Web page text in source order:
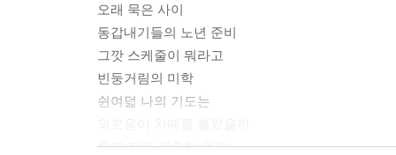
오래 묵은 사이
동갑내기들의 노년 준비
그깟 스케줄이 뭐라고
빈둥거림의 미학
쉰여덟 나의 기도는
죽기 전에 필요한 용기